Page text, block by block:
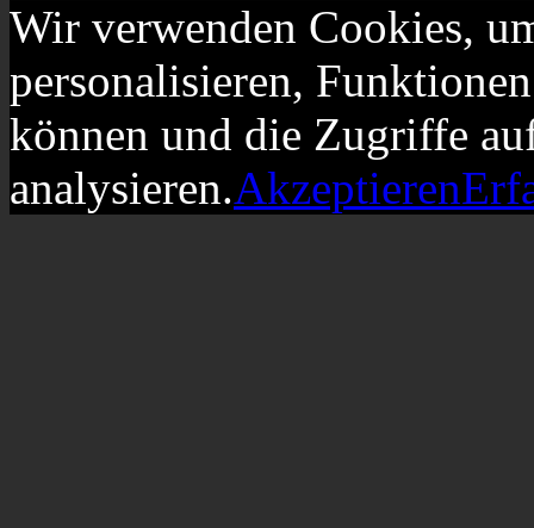
Wir verwenden Cookies,
personalisieren,
können und die Zugriffe
analysieren.Akzeptieren